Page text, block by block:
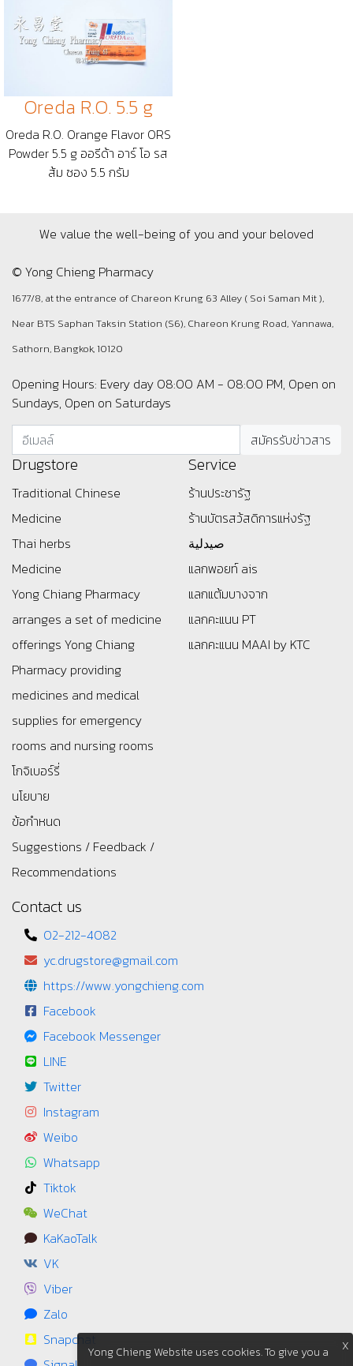
Oreda R.O. 5.5 g
Oreda R.O. Orange Flavor ORS
Powder 5.5 g ออรีด้า อาร์ โอ รส
ส้ม ซอง 5.5 กรัม
We value the well-being of you and your beloved
© Yong Chieng Pharmacy
1677/8, at the entrance of Chareon Krung 63 Alley ( Soi Saman Mit ),
Near BTS Saphan Taksin Station (S6), Chareon Krung Road, Yannawa,
Sathorn, Bangkok, 10120
Opening Hours: Every day 08:00 AM - 08:00 PM, Open on
Sundays, Open on Saturdays
Drugstore
Traditional Chinese
Medicine
Thai herbs
Medicine
Yong Chiang Pharmacy
arranges a set of medicine
offerings Yong Chiang
Pharmacy providing
medicines and medical
supplies for emergency
rooms and nursing rooms
โกจิเบอร์รี่
นโยบาย
ข้อกำหนด
Suggestions / Feedback /
Recommendations
Service
ร้านประชารัฐ
ร้านบัตรสว้สดิการแห่งรัฐ
صيدلية
แลกพอยท์ ais
แลกแต้มบางจาก
แลกคะแนน PT
แลกคะแนน MAAI by KTC
Contact us
02-212-4082
yc.drugstore@gmail.com
https://www.yongchieng.com
Facebook
Facebook Messenger
LINE
Twitter
Instagram
Weibo
Whatsapp
Tiktok
WeChat
KaKaoTalk
VK
Viber
Zalo
Snapchat
X
Yong Chieng Website uses cookies. To give you a